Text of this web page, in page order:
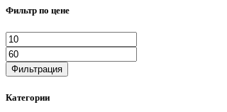
Фильтр по цене
Минимальная
цена
цена
Фильтрация
Категории